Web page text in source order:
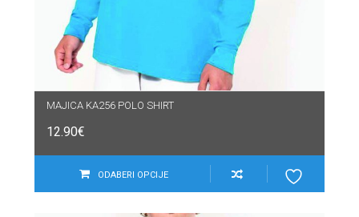
MAJICA KA256 POLO SHIRT
12.90€
ODABERI OPCIJE